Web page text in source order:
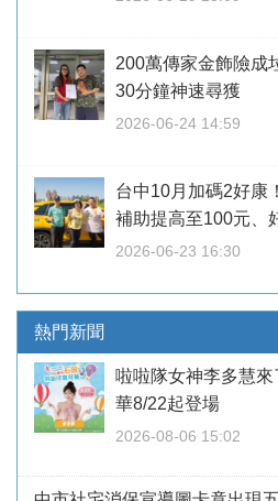
200萬傳家金飾險
30分鐘神速尋獲
2026-06-24 14:59
台中10月加碼2好
補助提高至100元、
2026-06-23 16:30
熱門新聞
啦啦隊女神李多慧
華8/22起登場
2026-08-06 15:02